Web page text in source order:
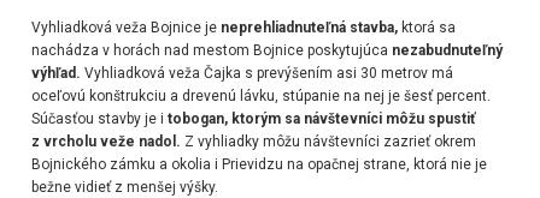
Vyhliadková veža Bojnice je neprehliadnuteľná stavba,ktorá sa
nachádza v horách nad mestom Bojnice poskytujúca nezabudnuteľný
výhľad. Vyhliadková veža Čajka s prevýšením asi 30 metrov má
oceľovú konštrukciu a drevenú lávku, stúpanie na nej je šesť percent.
Súčasťou stavby je i tobogan, ktorým sa návštevníci môžu spustiť
z vrcholu veže nadol. Z vyhliadky môžu návštevníci zazrieť okrem
Bojnického zámku a okolia i Prievidzu na opačnej strane, ktorá nie je
bežne vidieť z menšej výšky.